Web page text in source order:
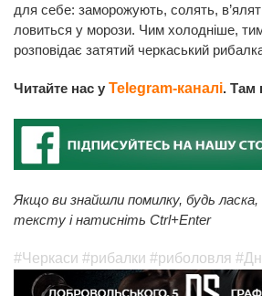
для себе: заморожують, солять,
ловиться у морози. Чим холодніше,
розповідає затятий черкаський
Читайте нас у Telegram-каналі. Там
Якщо ви знайшли помилку, будь ласка,
тексту і натисніть Ctrl+Enter
#Черкаси #рибалки #риболовля